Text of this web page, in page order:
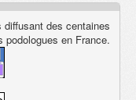
des centaines
podologues en France.